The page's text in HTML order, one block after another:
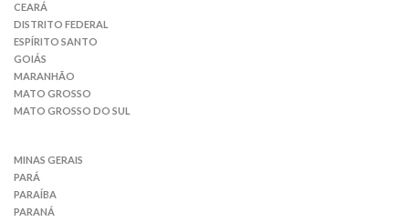
CEARÁ
DISTRITO FEDERAL
ESPÍRITO SANTO
GOIÁS
MARANHÃO
MATO GROSSO
MATO GROSSO DO SUL
MINAS GERAIS
PARÁ
PARAÍBA
PARANÁ